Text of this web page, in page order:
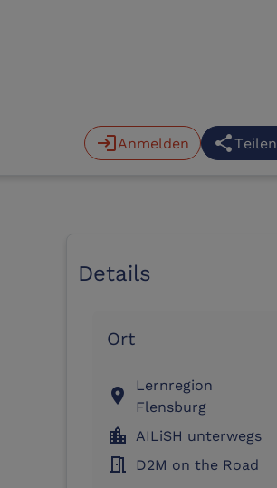
loginAnmelden shareTeilen
Details
Ort
location_on
Lernregion
Flensburg
location_city AILiSH unterwegs
meeting_room D2M on the Road